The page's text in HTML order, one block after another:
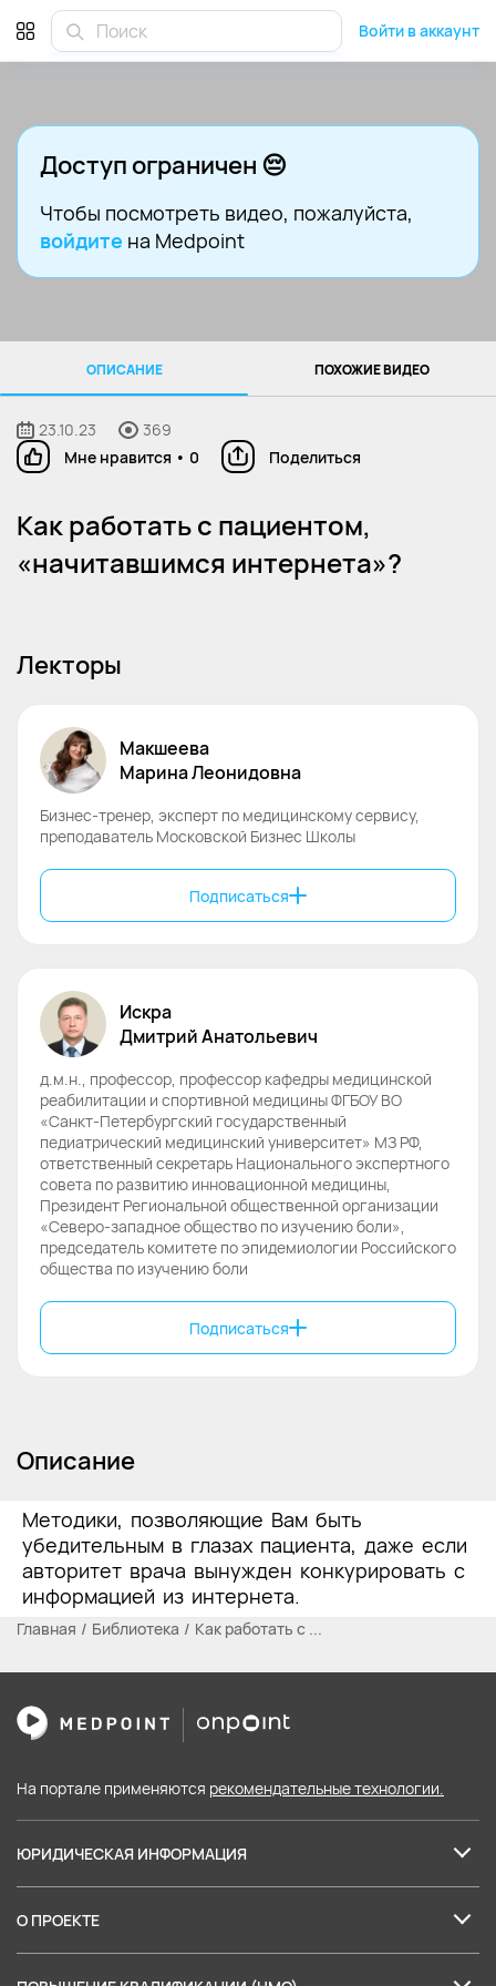
Войти в аккаунт
Доступ ограничен 😔
Чтобы посмотреть видео, пожалуйста,
войдите на Medpoint
ОПИСАНИЕ ПОХОЖИЕ ВИДЕО
23.10.23
369
Мне нравится • 0 Поделиться
Как работать с пациентом,
«начитавшимся интернета»?
Лекторы
Макшеева
МаринаЛеонидовна
Бизнес-тренер, эксперт по медицинскому сервису,
преподаватель Московской Бизнес Школы
Подписаться
Искра
ДмитрийАнатольевич
д.м.н., профессор, профессор кафедры медицинской
реабилитации и спортивной медицины ФГБОУ ВО
«Санкт-Петербургский государственный
педиатрический медицинский университет» МЗ РФ,
ответственный секретарь Национального экспертного
совета по развитию инновационной медицины,
Президент Региональной общественной организации
«Северо-западное общество по изучению боли»,
председатель комитете по эпидемиологии Российского
общества по изучению боли
Подписаться
Описание
Методики, позволяющие Вам быть
убедительным в глазах пациента, даже если
авторитет врача вынужден конкурировать с
информацией из интернета.
Главная Библиотека Как работать с ...
На портале применяются рекомендательные технологии.
ЮРИДИЧЕСКАЯ ИНФОРМАЦИЯ
О ПРОЕКТЕ